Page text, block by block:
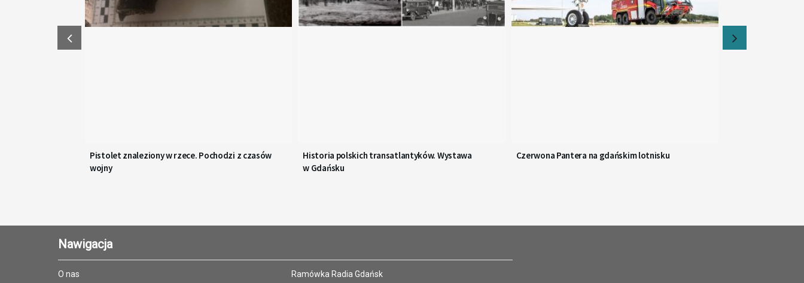
Pistolet znaleziony w rzece. Pochodzi z czasów
wojny
Historia polskich transatlantyków. Wystawa
w Gdańsku
Czerwona Pantera na gdańskim lotnisku
Nawigacja
O nas Ramówka Radia Gdańsk